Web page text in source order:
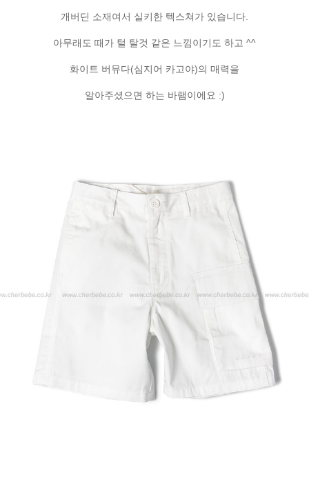
개버딘 소재여서 실키한 텍스쳐가 있습니다.
아무래도 때가 털 탈것 같은 느낌이기도 하고 ^^
화이트 버뮤다(심지어 카고야)의 매력을
알아주셨으면 하는 바램이에요 :)